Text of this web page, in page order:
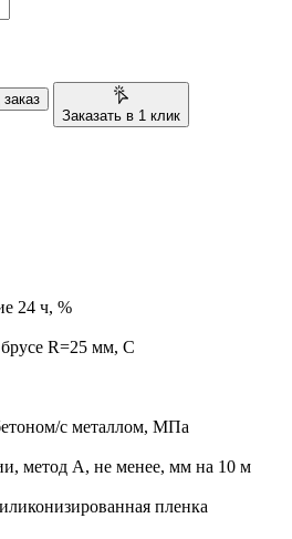
Заказать в 1 клик
24 ч, %
брусе R=25 мм, С
с металлом, МПа
метод А, не менее, мм на 10 м
пленка